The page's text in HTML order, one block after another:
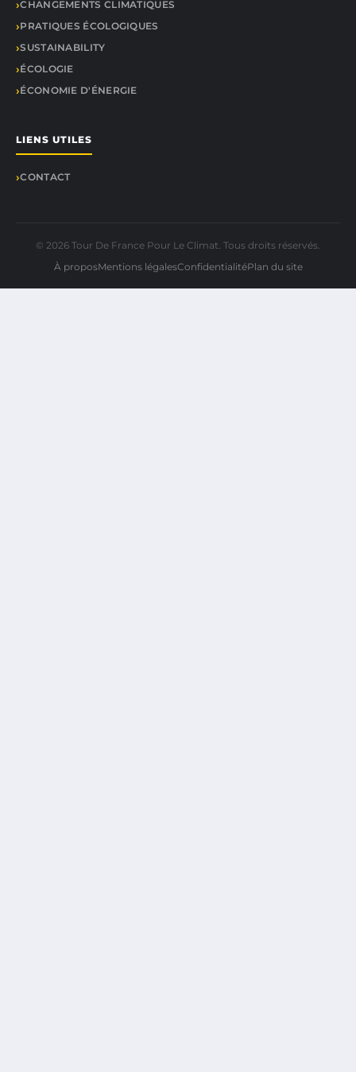
CHANGEMENTS CLIMATIQUES
PRATIQUES ÉCOLOGIQUES
SUSTAINABILITY
ÉCOLOGIE
ÉCONOMIE D'ÉNERGIE
LIENS UTILES
CONTACT
© 2026 Tour De France Pour Le Climat. Tous droits réservés.
À proposMentions légalesConfidentialitéPlan du site